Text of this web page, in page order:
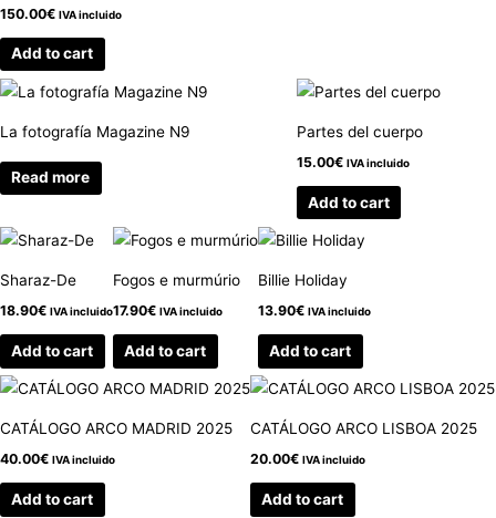
150.00€ IVA incluido
Add to cart
La fotografía Magazine N9
Read more
Partes del cuerpo
15.00€ IVA incluido
Add to cart
Sharaz-De
18.90€ IVA incluido
Add to cart
Fogos e murmúrio
17.90€ IVA incluido
Add to cart
Billie Holiday
13.90€ IVA incluido
Add to cart
CATÁLOGO ARCO MADRID 2025
40.00€ IVA incluido
Add to cart
CATÁLOGO ARCO LISBOA 2025
20.00€ IVA incluido
Add to cart